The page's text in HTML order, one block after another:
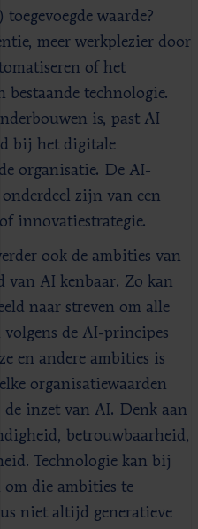
waarde?
meer werkplezier door
of het
bestaande technologie.
is, past AI
bij het digitale
organisatie. De AI-
zijn van een
innovatiestrategie.
ook de ambities van
van AI kenbaar. Zo kan
naar streven om alle
volgens de AI-principes
en andere ambities is
organisatiewaarden
inzet van AI. Denk aan
betrouwbaarheid,
Technologie kan bij
die ambities te
niet altijd generatieve